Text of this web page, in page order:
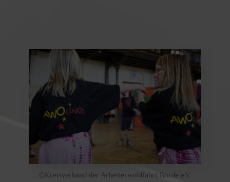
©Kreisverband der Arbeiterwohlfahrt Börde e.V.